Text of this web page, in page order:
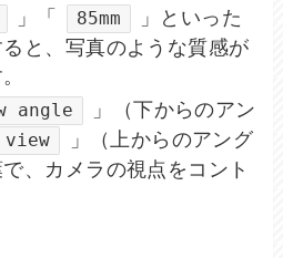
」「 85mm
」といった
と、写真のような質感が
angle
」（下からのアン
」（上からのアング
、カメラの視点をコント